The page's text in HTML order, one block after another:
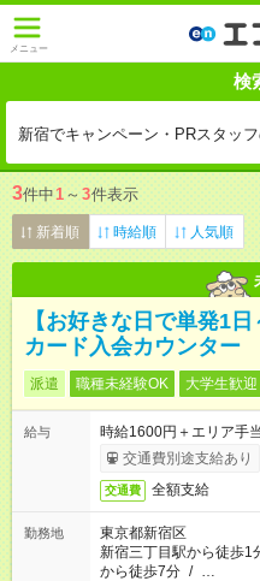
メニュー
検
新宿でキャンペーン・PRスタッ
3件中1 ～ 3件表示
新着順 時給順 人気順
【お好きな日で単発1
カード入会カウンター
派遣 職種未経験OK 大学生歓迎
給与
時給1600円＋エリア手
交通費別途支給あり
交通費 全額支給
勤務地
東京都新宿区
新宿三丁目駅から徒歩1
から徒歩7分 / …